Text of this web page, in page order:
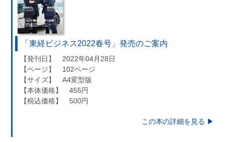
「東経ビジネス2022春号」発売のご案内
【発刊日】 2022年04月28日
【ページ】 102ページ
【サイズ】 A4変型版
【本体価格】 455円
【税込価格】 500円
この本の詳細を見る ▶︎